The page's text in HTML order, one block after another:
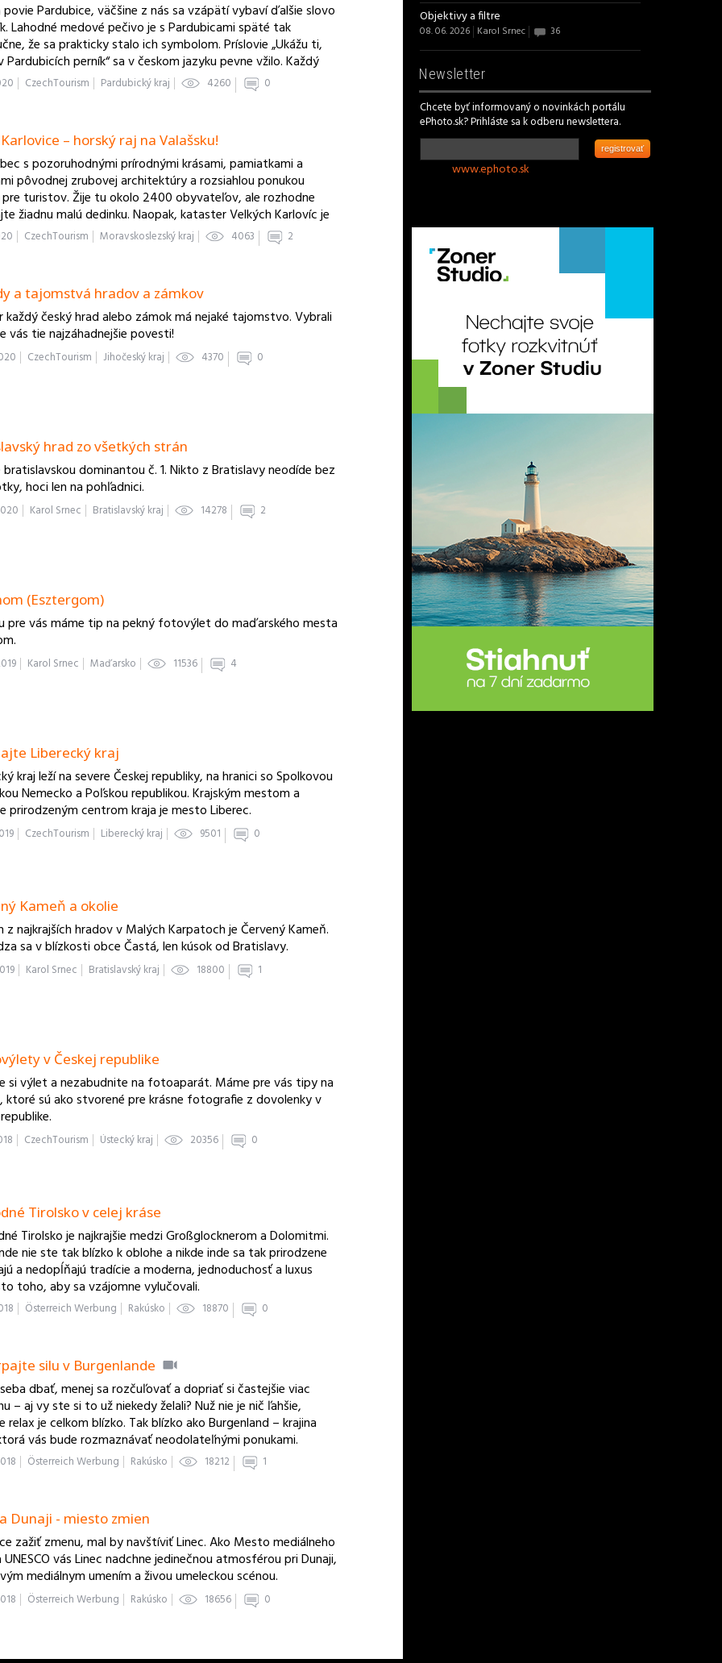
Pardubice, väčšine z nás sa vzápätí vybaví ďalšie slovo
Lahodné medové pečivo je s Pardubicami späté tak
že sa prakticky stalo ich symbolom. Príslovie „Ukážu ti,
Pardubicích perník“ sa v českom jazyku pevne vžilo. Každý
Pardubíc bol aspoň raz v živote nazvaný „pernikárom“,
provokujúcou prezývkou, na ktorú sú však všetci
CzechTourism Pardubický kraj 4260 0
– horský raj na Valašsku!
s pozoruhodnými prírodnými krásami, pamiatkami a
pôvodnej zrubovej architektúry a rozsiahlou ponukou
pre turistov. Žije tu okolo 2400 obyvateľov, ale rozhodne
žiadnu malú dedinku. Naopak, kataster Velkých Karlovíc je
z jedného konca na druhý je to až 12 kilometrov.
rysom obce je osídlenie sústredené okolo Vsetínskej Bečvy
CzechTourism Moravskoslezský kraj 4063 2
a tajomstvá hradov a zámkov
každý český hrad alebo zámok má nejaké tajomstvo. Vybrali
vás tie najzáhadnejšie povesti!
CzechTourism Jihočeský kraj 4370 0
hrad zo všetkých strán
bratislavskou dominantou č. 1. Nikto z Bratislavy neodíde bez
hoci len na pohľadnici.
Karol Srnec Bratislavský kraj 14278 2
(Esztergom)
pre vás máme tip na pekný fotovýlet do maďarského mesta
Karol Srnec Maďarsko 11536 4
Liberecký kraj
kraj leží na severe Českej republiky, na hranici so Spolkovou
Nemecko a Poľskou republikou. Krajským mestom a
prirodzeným centrom kraja je mesto Liberec.
CzechTourism Liberecký kraj 9501 0
Kameň a okolie
z najkrajších hradov v Malých Karpatoch je Červený Kameň.
sa v blízkosti obce Častá, len kúsok od Bratislavy.
Karol Srnec Bratislavský kraj 18800 1
v Českej republike
si výlet a nezabudnite na fotoaparát. Máme pre vás tipy na
ktoré sú ako stvorené pre krásne fotografie z dovolenky v
CzechTourism Ústecký kraj 20356 0
Tirolsko v celej kráse
Tirolsko je najkrajšie medzi Großglocknerom a Dolomitmi.
nie ste tak blízko k oblohe a nikde inde sa tak prirodzene
a nedopĺňajú tradície a moderna, jednoduchosť a luxus
toho, aby sa vzájomne vylučovali.
Österreich Werbung Rakúsko 18870 0
silu v Burgenlande
dbať, menej sa rozčuľovať a dopriať si častejšie viac
– aj vy ste si to už niekedy želali? Nuž nie je nič ľahšie,
relax je celkom blízko. Tak blízko ako Burgenland – krajina
vás bude rozmaznávať neodolateľnými ponukami.
Österreich Werbung Rakúsko 18212 1
Dunaji - miesto zmien
zažiť zmenu, mal by navštíviť Linec. Ako Mesto mediálneho
UNESCO vás Linec nadchne jedinečnou atmosférou pri Dunaji,
mediálnym umením a živou umeleckou scénou.
Österreich Werbung Rakúsko 18656 0
Objektivy a filtre
08. 06. 2026 Karol Srnec 36
Newsletter
Chcete byť informovaný o novinkách portálu
ePhoto.sk? Prihláste sa k odberu newslettera.
registrovať
www.ephoto.sk